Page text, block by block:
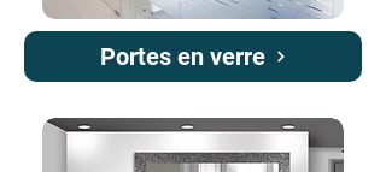
Portes en verre